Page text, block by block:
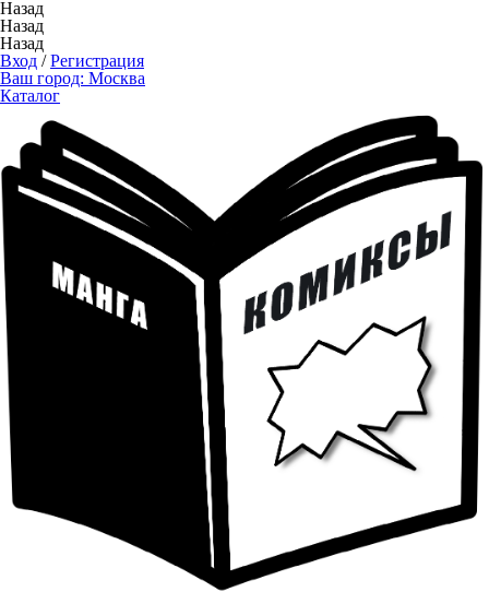
Назад
Назад
Назад
Вход /Регистрация
Ваш город: Москва
Каталог